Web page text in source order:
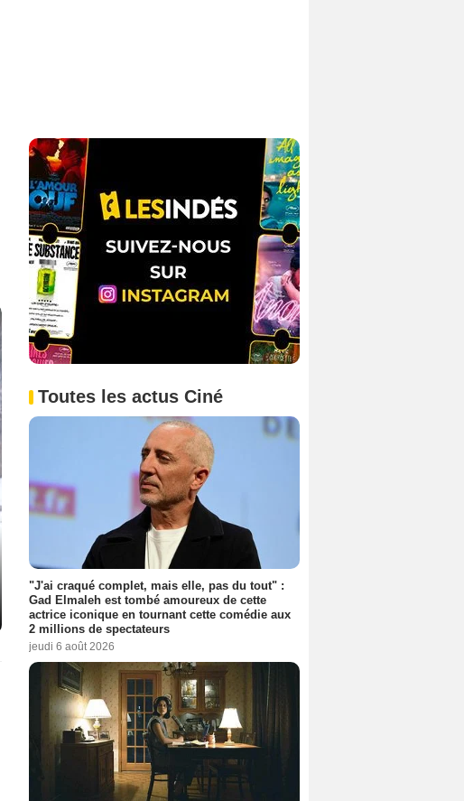
Toutes les actus Ciné
"J'ai craqué complet, mais elle, pas du tout" :
Gad Elmaleh est tombé amoureux de cette
actrice iconique en tournant cette comédie aux
2 millions de spectateurs
jeudi 6 août 2026